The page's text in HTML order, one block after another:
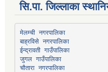
सि.पा. जिल्लाका
मेलम्ची नगरपालिका
बाह्रविसे नगरपालिका
ईन्द्रावती गाउँपालिका
जुगल गाउँपालिका
चौतारा नगरपालिका